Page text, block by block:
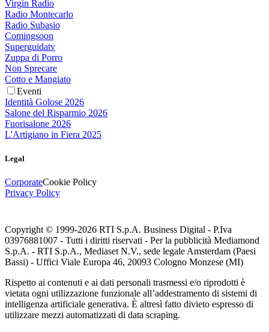
Virgin Radio
Radio Montecarlo
Radio Subasio
Comingsoon
Superguidatv
Zuppa di Porro
Non Sprecare
Cotto e Mangiato
Eventi
Identità Golose 2026
Salone del Risparmio 2026
Fuorisalone 2026
L'Artigiano in Fiera 2025
Legal
CorporateCookie Policy
Privacy Policy
Copyright © 1999-2026 RTI S.p.A. Business Digital - P.Iva
03976881007 - Tutti i diritti riservati - Per la pubblicità Mediamond
S.p.A. - RTI S.p.A., Mediaset N.V., sede legale Amsterdam (Paesi
Bassi) - Uffici Viale Europa 46, 20093 Cologno Monzese (MI)
Rispetto ai contenuti e ai dati personali trasmessi e/o riprodotti è
vietata ogni utilizzazione funzionale all’addestramento di sistemi di
intelligenza artificiale generativa. È altresì fatto divieto espresso di
utilizzare mezzi automatizzati di data scraping.